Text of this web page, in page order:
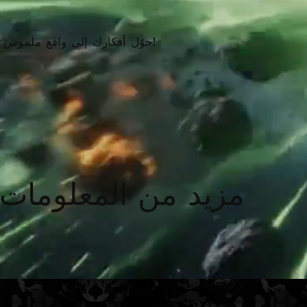
حوّل أفكارك إلى واقع ملموس باستخدام ملصقك!
مزيد من المعلومات